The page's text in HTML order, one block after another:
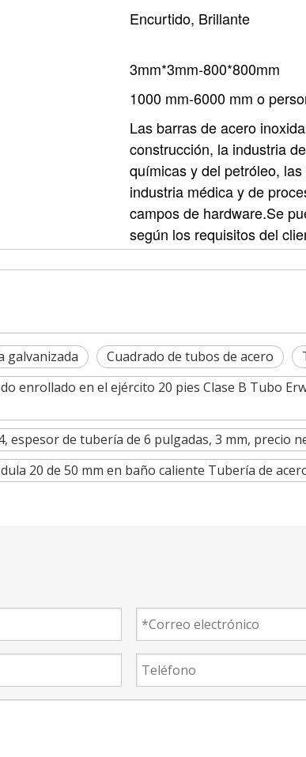
Encurtido, Brillante
3mm*3mm-800*800mm
1000 mm-6000 mm o
Las barras de acero
construcción, la industria
químicas y del petróleo,
industria médica y de
campos de hardware.Se
según los requisitos del
galvanizada Cuadrado de tubos de acero
enrollado en el ejército 20 pies Clase B Tubo
espesor de tubería de 6 pulgadas, 3 mm, precio
20 de 50 mm en baño caliente Tubería de